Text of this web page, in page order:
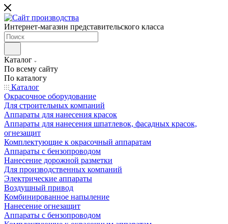
Интернет-магазин представительского класса
Каталог
По всему сайту
По каталогу
Каталог
Окрасочное оборудование
Для строительных компаний
Аппараты для нанесения красок
Аппараты для нанесения шпатлевок, фасадных красок,
огнезащит
Комплектующие к окрасочный аппаратам
Аппараты с бензопроводом
Нанесение дорожной разметки
Для производственных компаний
Электрические аппараты
Воздушный привод
Комбинированное напыление
Нанесение огнезащит
Аппараты с бензопроводом